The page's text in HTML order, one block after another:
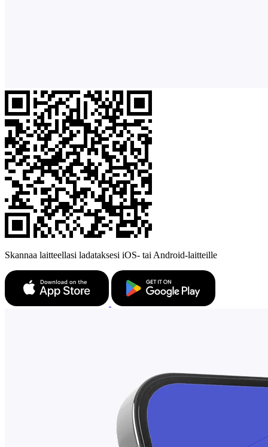
Skannaa laitteellasi ladataksesi iOS- tai Android-laitteille